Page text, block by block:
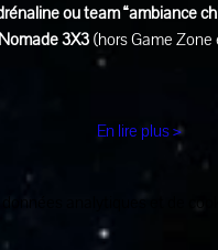
ou team “ambiance
3X3 (hors Game
En lire plus >
analytiques et de